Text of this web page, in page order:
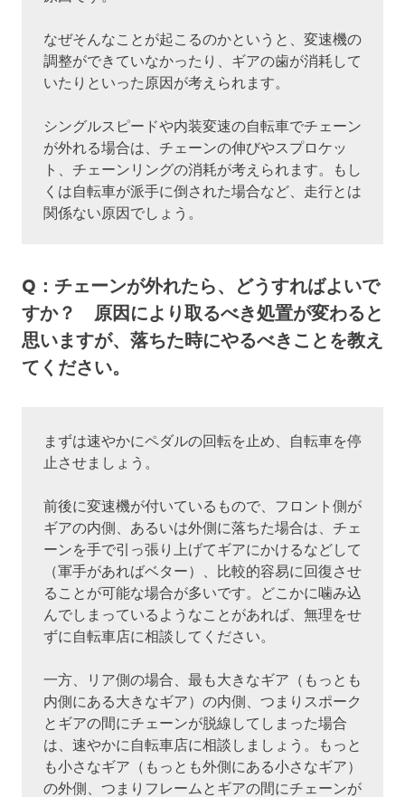
なぜそんなことが起こるのかというと、変速機の
調整ができていなかったり、ギアの歯が消耗して
いたりといった原因が考えられます。
シングルスピードや内装変速の自転車でチェーン
が外れる場合は、チェーンの伸びやスプロケッ
ト、チェーンリングの消耗が考えられます。もし
くは自転車が派手に倒された場合など、走行とは
関係ない原因でしょう。
Q：チェーンが外れたら、どうすればよいで
すか？ 原因により取るべき処置が変わると
思いますが、落ちた時にやるべきことを教え
てください。
まずは速やかにペダルの回転を止め、自転車を停
止させましょう。
前後に変速機が付いているもので、フロント側が
ギアの内側、あるいは外側に落ちた場合は、チェ
ーンを手で引っ張り上げてギアにかけるなどして
（軍手があればベター）、比較的容易に回復させ
ることが可能な場合が多いです。どこかに噛み込
んでしまっているようなことがあれば、無理をせ
ずに自転車店に相談してください。
一方、リア側の場合、最も大きなギア（もっとも
内側にある大きなギア）の内側、つまりスポーク
とギアの間にチェーンが脱線してしまった場合
は、速やかに自転車店に相談しましょう。もっと
も小さなギア（もっとも外側にある小さなギア）
の外側、つまりフレームとギアの間にチェーンが